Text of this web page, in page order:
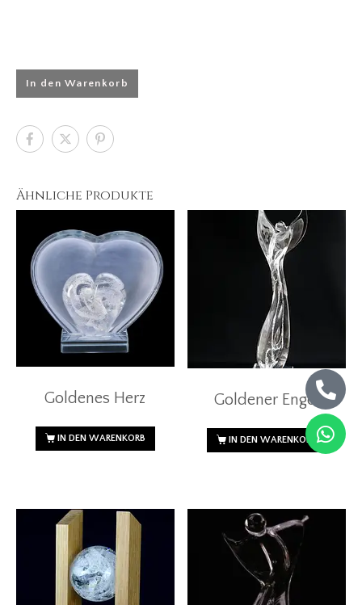
In den Warenkorb
Ähnliche Produkte
Goldenes Herz
IN DEN WARENKORB
Goldener Engel
IN DEN WARENKORB